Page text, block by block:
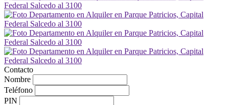
Contacto
Nombre
Teléfono
PIN